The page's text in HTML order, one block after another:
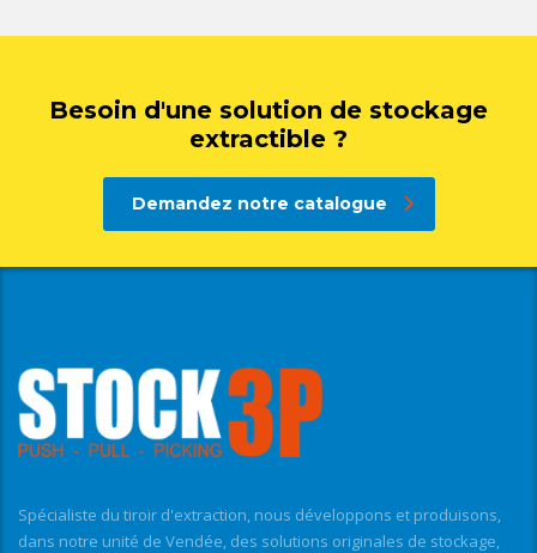
Besoin d'une solution de stockage
extractible ?
Demandez notre catalogue
Spécialiste du tiroir d'extraction, nous développons et produisons,
dans notre unité de Vendée, des solutions originales de stockage,